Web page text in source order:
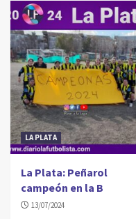
LA PLATA
La Plata: Peñarol
campeón en la B
13/07/2024